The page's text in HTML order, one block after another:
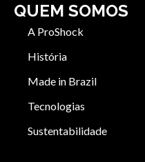
QUEM SOMOS
A ProShock
História
Made in Brazil
Tecnologias
Sustentabilidade